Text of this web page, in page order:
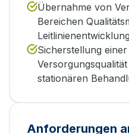
Übernahme von
Bereichen
Sicherstellung
stationären
Anforderungen